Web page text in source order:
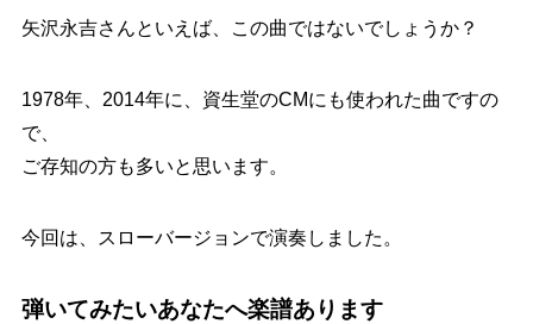
矢沢永吉さんといえば、この曲ではないでしょうか？
1978年、2014年に、資生堂のCMにも使われた曲ですの
で、
ご存知の方も多いと思います。
今回は、スローバージョンで演奏しました。
弾いてみたいあなたへ楽譜あります